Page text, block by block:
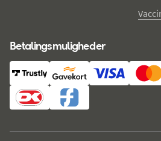
Betalingsmuligheder